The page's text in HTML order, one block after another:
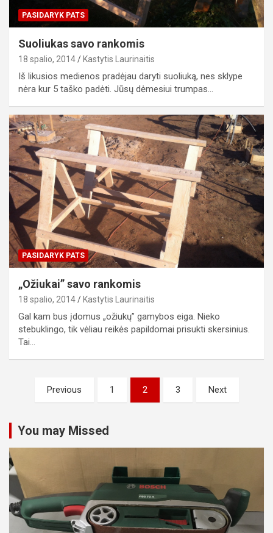
PASIDARYK PATS
Suoliukas savo rankomis
18 spalio, 2014 Kastytis Laurinaitis
Iš likusios medienos pradėjau daryti suoliuką, nes sklype
nėra kur 5 taško padėti. Jūsų dėmesiui trumpas…
PASIDARYK PATS
„Ožiukai” savo rankomis
18 spalio, 2014 Kastytis Laurinaitis
Gal kam bus įdomus „ožiukų” gamybos eiga. Nieko
stebuklingo, tik vėliau reikės papildomai prisukti skersinius.
Tai…
puslapiavimas
Previous 1 2 3 Next
You may Missed